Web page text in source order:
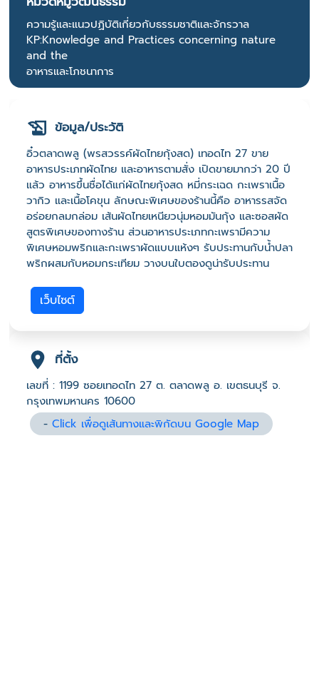
ความรู้และแนวปฏิบัติเกี่ยวกับธรรมชาติและจักรวาล
KP:Knowledge and Practices concerning nature
and the
อาหารและโภชนาการ
ข้อมูล/ประวัติ
อิ๋วตลาดพลู (พรสวรรค์ผัดไทยกุ้งสด) เทอดไท 27 ขาย
อาหารประเภทผัดไทย และอาหารตามสั่ง เปิดขายมากว่า 20 ปี
แล้ว อาหารขึ้นชื่อได้แก่ผัดไทยกุ้งสด หมี่กระเฉด กะเพราเนื้อ
วากิว และเนื้อโคขุน ลักษณะพิเศษของร้านนี้คือ อาหารรสจัด
อร่อยกลมกล่อม เส้นผัดไทยเหนียวนุ่มหอมมันกุ้ง และซอสผัด
สูตรพิเศษของทางร้าน ส่วนอาหารประเภทกะเพรามีความ
พิเศษหอมพริกและกะเพราผัดแบบแห้งๆ รับประทานกับน้ำปลา
พริกผสมกับหอมกระเทียม วางบนใบตองดูน่ารับประทาน
เว็บไซต์
ที่ตั้ง
เลขที่ : 1199 ซอยเทอดไท 27 ต. ตลาดพลู อ. เขตธนบุรี จ.
กรุงเทพมหานคร 10600
-Click เพื่อดูเส้นทางและพิกัดบน Google Map